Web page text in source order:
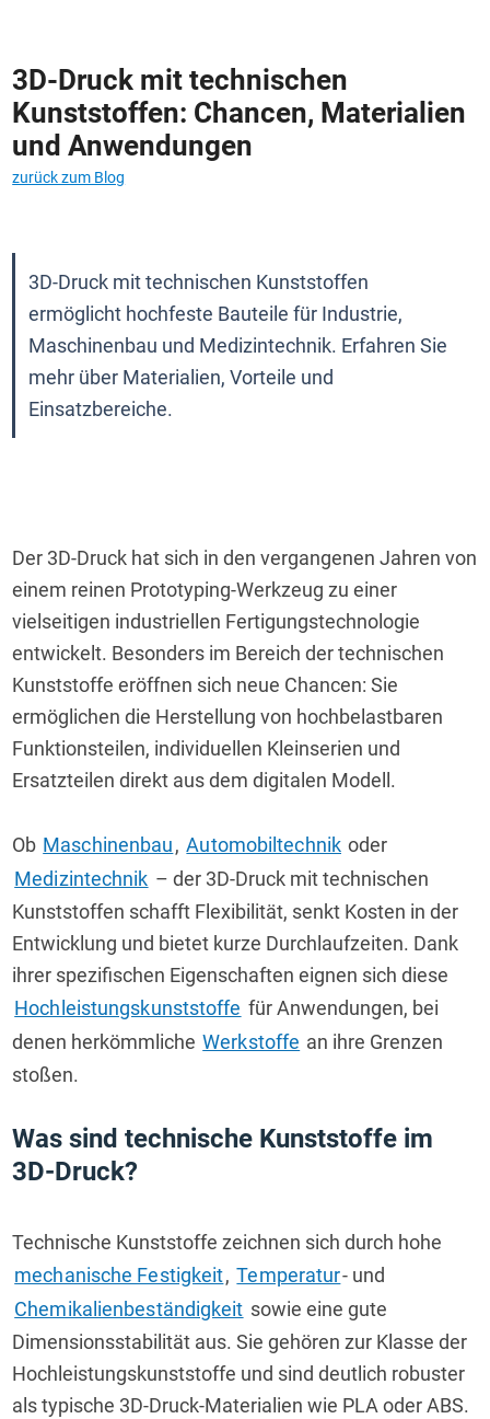
3D-Druck mit technischen
Kunststoffen: Chancen, Materialien
und Anwendungen
zurück zum Blog
3D-Druck mit technischen Kunststoffen
ermöglicht hochfeste Bauteile für Industrie,
Maschinenbau und Medizintechnik. Erfahren Sie
mehr über Materialien, Vorteile und
Einsatzbereiche.
Der 3D-Druck hat sich in den vergangenen Jahren von
einem reinen Prototyping-Werkzeug zu einer
vielseitigen industriellen Fertigungstechnologie
entwickelt. Besonders im Bereich der technischen
Kunststoffe eröffnen sich neue Chancen: Sie
ermöglichen die Herstellung von hochbelastbaren
Funktionsteilen, individuellen Kleinserien und
Ersatzteilen direkt aus dem digitalen Modell.
Ob Maschinenbau, Automobiltechnik oder
Medizintechnik – der 3D-Druck mit technischen
Kunststoffen schafft Flexibilität, senkt Kosten in der
Entwicklung und bietet kurze Durchlaufzeiten. Dank
ihrer spezifischen Eigenschaften eignen sich diese
Hochleistungskunststoffe für Anwendungen, bei
denen herkömmliche Werkstoffe an ihre Grenzen
stoßen.
Was sind technische Kunststoffe im
3D-Druck?
Technische Kunststoffe zeichnen sich durch hohe
mechanische Festigkeit, Temperatur- und
Chemikalienbeständigkeit sowie eine gute
Dimensionsstabilität aus. Sie gehören zur Klasse der
Hochleistungskunststoffe und sind deutlich robuster
als typische 3D-Druck-Materialien wie PLA oder ABS.